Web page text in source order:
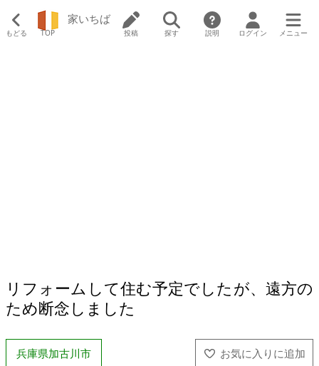
もどる TOP
家いちば
投稿 探す 説明 ログイン メニュー
リフォームして住む予定でしたが、遠方の
ため断念しました
兵庫県加古川市